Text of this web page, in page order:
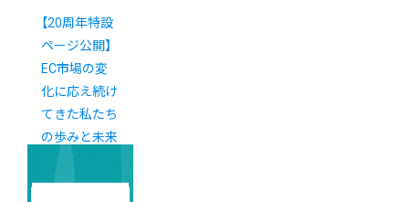
【20周年特設
ページ公開】
EC市場の変
化に応え続け
てきた私たち
の歩みと未来
への展望